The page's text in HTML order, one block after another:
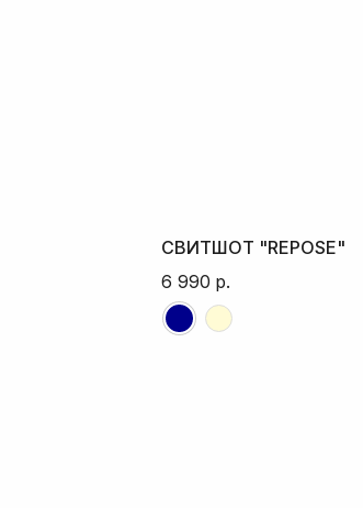
СВИТШОТ "REPOSE"
6 990 р.